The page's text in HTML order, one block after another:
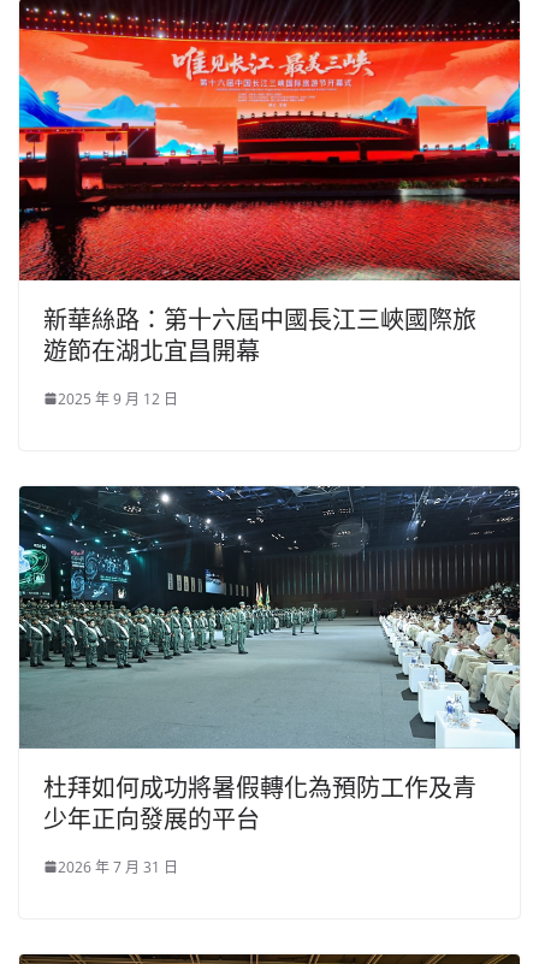
新華絲路：第十六屆中國長江三峽國際旅
遊節在湖北宜昌開幕
2025 年 9 月 12 日
杜拜如何成功將暑假轉化為預防工作及青
少年正向發展的平台
2026 年 7 月 31 日